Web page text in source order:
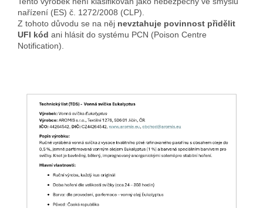
nařízení (ES) č. 1272/2008 (CLP).
Z tohoto důvodu se na něj nevztahuje povinnost přidělit
UFI kód ani hlásit do systému PCN (Poison Centre
Notification).